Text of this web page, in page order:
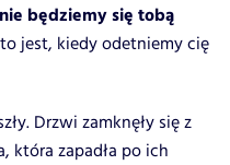
nie będziemy się tobą
jest, kiedy odetniemy cię
Drzwi zamknęły się z
która zapadła po ich